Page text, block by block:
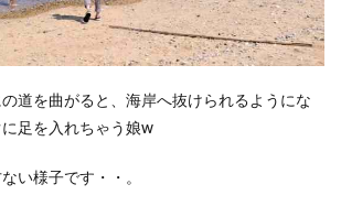
道を曲がると、海岸へ抜けられるようにな
足を入れちゃう娘w
い様子です・・。